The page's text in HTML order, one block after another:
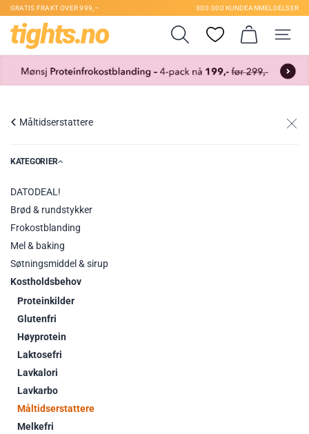
GRATIS FRAKT OVER 999,– 300.000 KUNDEANMELDELSER
Måltidserstattere
KATEGORIER
DATODEAL!
Brød & rundstykker
Frokostblanding
Mel & baking
Søtningsmiddel & sirup
Kostholdsbehov
Proteinkilder
Glutenfri
Høyprotein
Laktosefri
Lavkalori
Lavkarbo
Måltidserstattere
Melkefri